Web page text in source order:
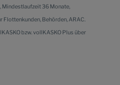
Mindestlaufzeit 36 Monate,
Behörden, ARAC.
bzw. vollKASKO Plus über